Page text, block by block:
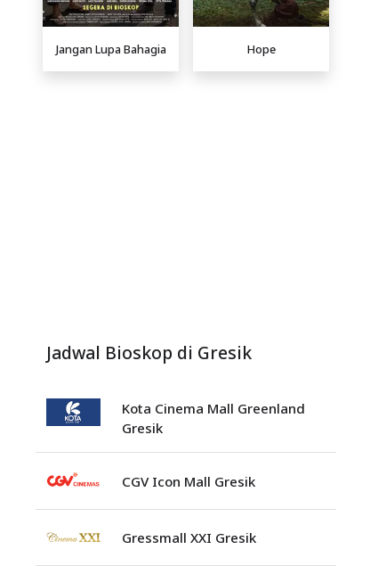
Jangan Lupa Bahagia Hope
Jadwal Bioskop di Gresik
Kota Cinema Mall Greenland
Gresik
CGV Icon Mall Gresik
Gressmall XXI Gresik